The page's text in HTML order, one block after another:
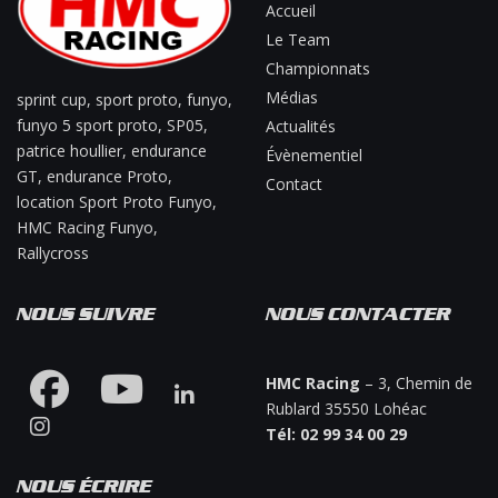
sprint cup, sport proto, funyo,
funyo 5 sport proto, SP05,
patrice houllier, endurance
GT, endurance Proto,
location Sport Proto Funyo,
HMC Racing Funyo,
Rallycross
Accueil
Le Team
Championnats
Médias
Actualités
Évènementiel
Contact
NOUS SUIVRE
NOUS ÉCRIRE
NOUS CONTACTER
HMC Racing – 3, Chemin de
Rublard 35550 Lohéac
Tél: 02 99 34 00 29